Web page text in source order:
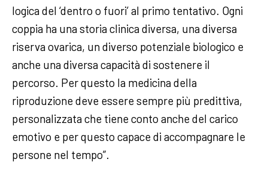
logica del ‘dentro o fuori’ al primo tentativo. Ogni
coppia ha una storia clinica diversa, una diversa
riserva ovarica, un diverso potenziale biologico e
anche una diversa capacità di sostenere il
percorso. Per questo la medicina della
riproduzione deve essere sempre più predittiva,
personalizzata che tiene conto anche del carico
emotivo e per questo capace di accompagnare le
persone nel tempo”.